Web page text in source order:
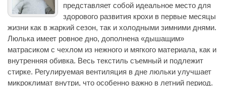
представляет собой идеальное место для
здорового развития крохи в первые месяцы
жизни как в жаркий сезон, так и холодными зимними днями.
Люлька имеет ровное дно, дополнена «дышащим»
матрасиком с чехлом из нежного и мягкого материала, как и
внутренняя обивка. Весь текстиль съемный и подлежит
стирке. Регулируемая вентиляция в дне люльки улучшает
микроклимат внутри, что особенно важно в летний период.